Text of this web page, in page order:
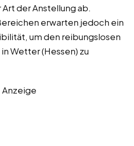
der Anstellung ab.
erwarten jedoch ein
um den reibungslosen
Wetter (Hessen) zu
Anzeige